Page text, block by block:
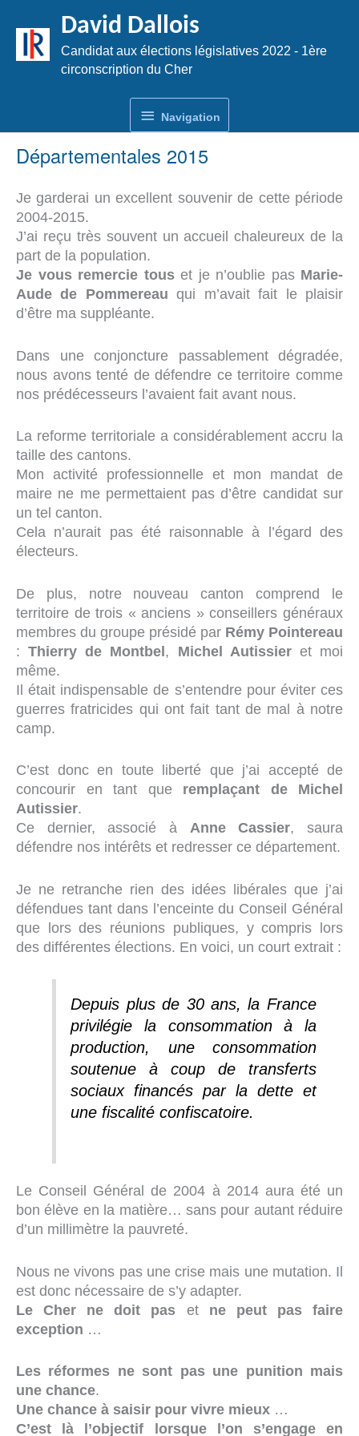
contenu
David Dallois
Candidat aux élections législatives 2022 - 1ère
circonscription du Cher
Navigation
Navigation
Départementales 2015
Je garderai un excellent souvenir de cette période
2004-2015.
J’ai reçu très souvent un accueil chaleureux de la
part de la population.
Je vous remercie touset je n’oublie pas Marie-
Aude de Pommereau qui m’avait fait le plaisir
d’être ma suppléante.
Dans une conjoncture passablement dégradée,
nous avons tenté de défendre ce territoire comme
nos prédécesseurs l’avaient fait avant nous.
La reforme territoriale a considérablement accru la
taille des cantons.
Mon activité professionnelle et mon mandat de
maire ne me permettaient pas d’être candidat sur
un tel canton.
Cela n’aurait pas été raisonnable à l’égard des
électeurs.
De plus, notre nouveau canton comprend le
territoire de trois « anciens » conseillers généraux
membres du groupe présidé par Rémy Pointereau
:Thierry de Montbel, Michel Autissieret moi
même.
Il était indispensable de s’entendre pour éviter ces
guerres fratricides qui ont fait tant de mal à notre
camp.
C’est donc en toute liberté que j’ai accepté de
concourir en tant que remplaçant de Michel
Autissier.
Ce dernier, associé à Anne Cassier, saura
défendre nos intérêts et redresser ce département.
Je ne retranche rien des idées libérales que j’ai
défendues tant dans l’enceinte du Conseil Général
que lors des réunions publiques, y compris lors
des différentes élections. En voici, un court extrait :
Depuis plus de 30 ans, la France
privilégie la consommation à la
production, une consommation
soutenue à coup de transferts
sociaux financés par la dette et
une fiscalité confiscatoire.
Le Conseil Général de 2004 à 2014 aura été un
bon élève en la matière… sans pour autant réduire
d’un millimètre la pauvreté.
Nous ne vivons pas une crise mais une mutation. Il
est donc nécessaire de s’y adapter.
Le Cher ne doit pas et ne peut pas faire
exception …
Les réformes ne sont pas une punition mais
une chance.
Une chance à saisir pour vivre mieux …
C’est là l’objectif lorsque l’on s’engage en